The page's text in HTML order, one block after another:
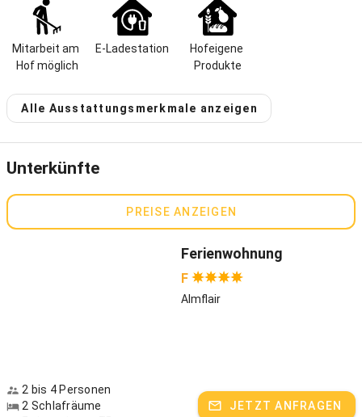
Besucher aus dem In- und Ausland an seine Ufer. Der Tourismus
bringt viel Leben und Trubel in die Region, aber nicht bei uns! Unser
fast 200 Jahre altes Bauernhaus liegt auf einer Anhöhe am Rande
von Bernau im Herzen des Chiemgaus, zwischen Chiemseestrand
Berge und die Berggipfel zum Greifen nah, machen ihn zu einem
ganz besonderen Fleckerl und unserem persönlichen Wohlfühlort.
wo er erstmals urkundliche Erwähnung als eines der Güter des
Klosters Frauenchiemsee fand. Mit seinen Natursteinmauern und
besonders charmantes bäuerliches Flair. Auch im Inneren haben wir
uns bemüht das traditionelle Schreinerhandwerk zu erhalten und
mit der schlichten Eleganz der Moderne zu vereinen. In unseren
fünf Vier-Sterne-Ferienwohnung ist uns das mit viel Holz und einer
neuen hochwertigen Ausstattung gelungen. Unser schnuckeliges
Appartement "Inselblick" wird gerne als zusätzlicher Wohlfühlplatz
für Jugendliche zur Wohnung "Seeblick" dazu gebucht. Die beiden
bestellen. Beim Brötchenservice sind auch Milch und Eier inklusive.
Der Getränkekühlschrank ist gut sortiert und bietet Ihnen regionale
Mitarbeit am
Hof möglich
E-Ladestation
Hofeigene
Produkte
Alle Ausstattungsmerkmale anzeigen
Unterkünfte
PREISE ANZEIGEN
Ferienwohnung
F
Almflair
2 bis 4 Personen
2 Schlafräume
JETZT ANFRAGEN